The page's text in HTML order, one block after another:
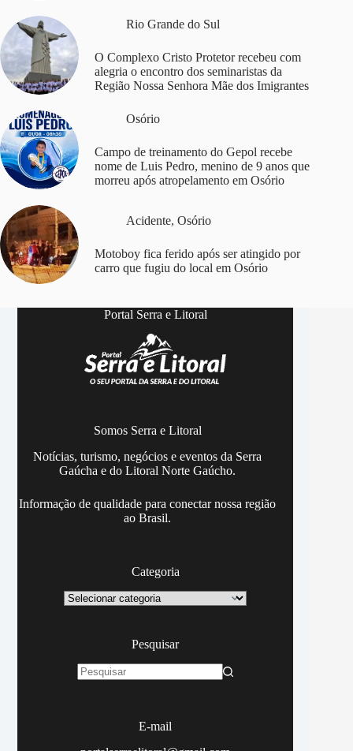
Rio Grande do Sul
O Complexo Cristo Protetor recebeu com
alegria o encontro dos seminaristas da
Região Nossa Senhora Mãe dos Imigrantes
Osório
Campo de treinamento do Gepol recebe
nome de Luis Pedro, menino de 9 anos que
morreu após atropelamento em Osório
Acidente, Osório
Motoboy fica ferido após ser atingido por
carro que fugiu do local em Osório
Portal Serra e Litoral
Somos Serra e Litoral
Notícias, turismo, negócios e eventos da Serra
Gaúcha e do Litoral Norte Gaúcho.
Informação de qualidade para conectar nossa região
ao Brasil.
Categoria
Categoria
Pesquisar
E-mail